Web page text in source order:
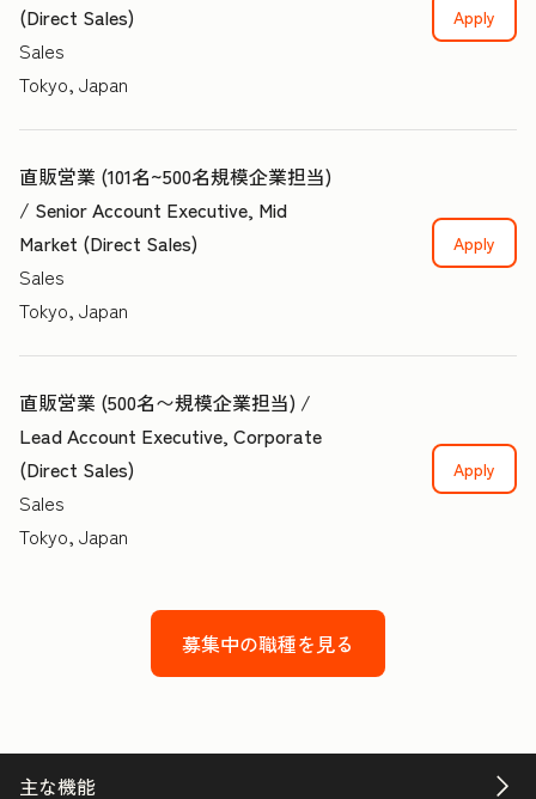
(Direct Sales)
Sales
Tokyo, Japan
Apply
直販営業 (101名~500名規模企業担当)
/ Senior Account Executive, Mid
Market (Direct Sales)
Sales
Tokyo, Japan
Apply
直販営業 (500名〜規模企業担当) /
Lead Account Executive, Corporate
(Direct Sales)
Sales
Tokyo, Japan
Apply
募集中の職種を見る
主な機能